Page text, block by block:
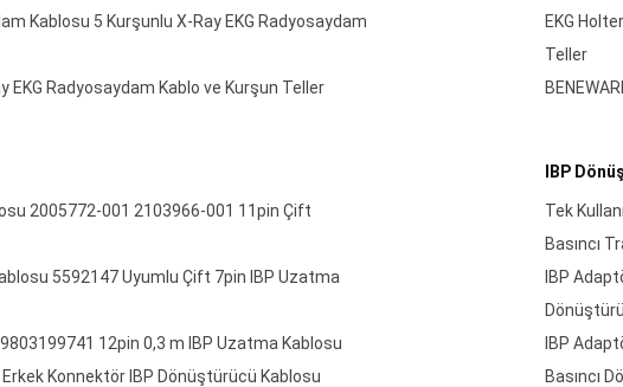
Kablosu 5 Kurşunlu X-Ray EKG Radyosaydam
EKG Radyosaydam Kablo ve Kurşun Teller
EKG
Teller
2005772-001 2103966-001 11pin Çift
5592147 Uyumlu Çift 7pin IBP Uzatma
12pin 0,3 m IBP Uzatma Kablosu
Konnektör IBP Dönüştürücü Kablosu
IBP
Tek
Basıncı
IBP
IBP
Basıncı